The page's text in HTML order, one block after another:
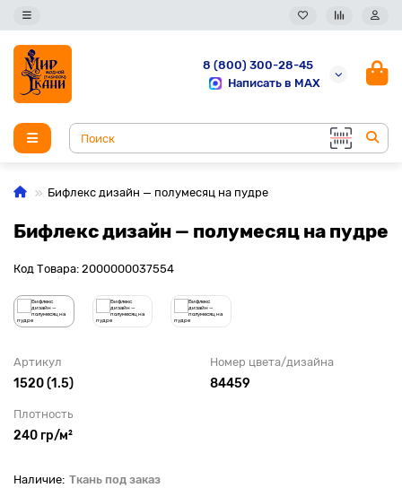
8 (800) 300-28-45
Написать в MAX
Бифлекс дизайн — полумесяц на пудре
Бифлекс дизайн — полумесяц на пудре
Код Товара: 2000000037554
Артикул
1520 (1.5)
Номер цвета/дизайна
84459
Плотность
240 гр/м²
Ткань под заказ